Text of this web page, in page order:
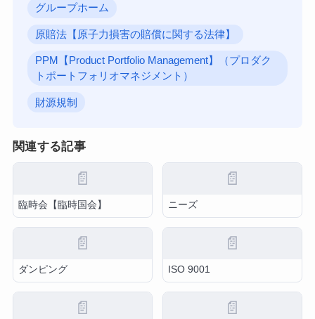
グループホーム
原賠法【原子力損害の賠償に関する法律】
PPM【Product Portfolio Management】（プロダク
トポートフォリオマネジメント）
財源規制
関連する記事
📄
臨時会【臨時国会】
📄
ニーズ
📄
ダンピング
📄
ISO 9001
📄 📄